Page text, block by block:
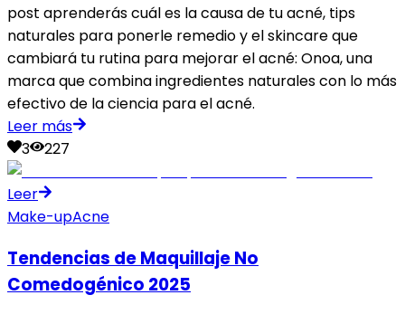
post aprenderás cuál es la causa de tu acné, tips
naturales para ponerle remedio y el skincare que
cambiará tu rutina para mejorar el acné: Onoa, una
marca que combina ingredientes naturales con lo más
efectivo de la ciencia para el acné.
Leer más
3
227
Leer
Make-upAcne
Tendencias de Maquillaje No
Comedogénico 2025